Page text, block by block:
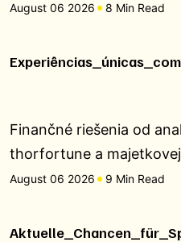
August 06 2026 8 Min Read
Finančné riešenia od
thorfortune a
August 06 2026 9 Min Read